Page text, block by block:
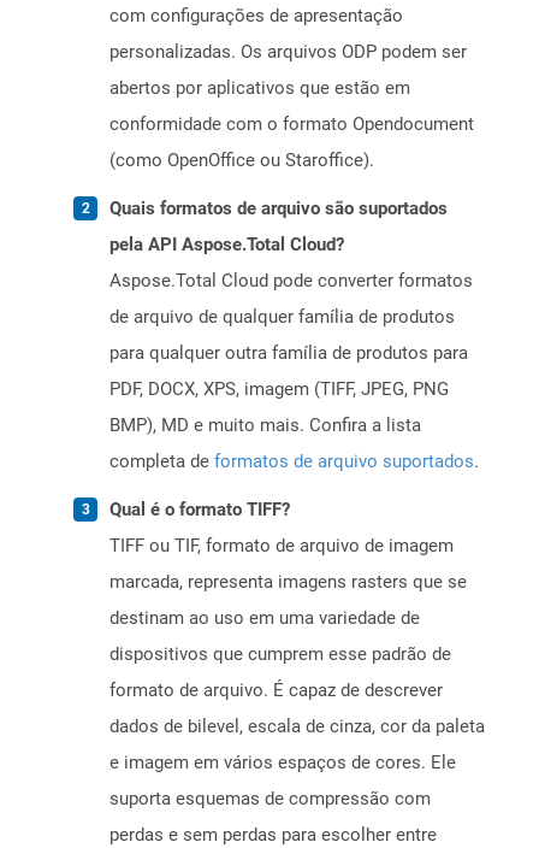
com configurações de apresentação
personalizadas. Os arquivos ODP podem ser
abertos por aplicativos que estão em
conformidade com o formato Opendocument
(como OpenOffice ou Staroffice).
Quais formatos de arquivo são suportados
pela API Aspose.Total Cloud?
Aspose.Total Cloud pode converter formatos
de arquivo de qualquer família de produtos
para qualquer outra família de produtos para
PDF, DOCX, XPS, imagem (TIFF, JPEG, PNG
BMP), MD e muito mais. Confira a lista
completa de formatos de arquivo suportados.
Qual é o formato TIFF?
TIFF ou TIF, formato de arquivo de imagem
marcada, representa imagens rasters que se
destinam ao uso em uma variedade de
dispositivos que cumprem esse padrão de
formato de arquivo. É capaz de descrever
dados de bilevel, escala de cinza, cor da paleta
e imagem em vários espaços de cores. Ele
suporta esquemas de compressão com
perdas e sem perdas para escolher entre